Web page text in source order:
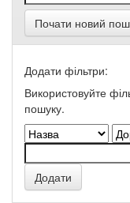
Почати новий
Додати фільтри:
Використовуйте
пошуку.